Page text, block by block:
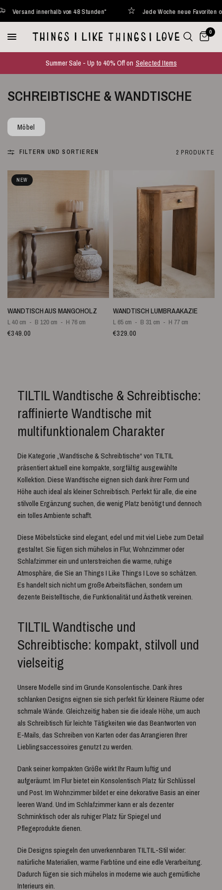
innerhalb von 48 Stunden* Jede Woche neue Favoriten online
0
Summer Sale - Up to 40% Off on Selected Items
SCHREIBTISCHE & WANDTISCHE
Möbel
FILTERN UND SORTIEREN 2 PRODUKTE
NEW
SCHNELLANSICHT
WANDTISCH AUS MANGOHOLZ
L 40 cm B 120 cm H 76 cm
€349.00
SCHNELLANSICHT
WANDTISCH LUMBRA AKAZIE
L 65 cm B 31 cm H 77 cm
€329.00
TILTIL Wandtische & Schreibtische:
raffinierte Wandtische mit
multifunktionalem Charakter
Die Kategorie „Wandtische & Schreibtische“ von TILTIL
präsentiert aktuell eine kompakte, sorgfältig ausgewählte
Kollektion. Diese Wandtische eignen sich dank ihrer Form und
Höhe auch ideal als kleiner Schreibtisch. Perfekt für alle, die eine
stilvolle Ergänzung suchen, die wenig Platz benötigt und dennoch
ein tolles Ambiente schafft.
Diese Möbelstücke sind elegant, edel und mit viel Liebe zum Detail
gestaltet. Sie fügen sich mühelos in Flur, Wohnzimmer oder
Schlafzimmer ein und unterstreichen die warme, ruhige
Atmosphäre, die Sie an Things I Like Things I Love so schätzen.
Es handelt sich nicht um große Arbeitsflächen, sondern um
dezente Beistelltische, die Funktionalität und Ästhetik vereinen.
TILTIL Wandtische und
Schreibtische: kompakt, stilvoll und
vielseitig
Unsere Modelle sind im Grunde Konsolentische. Dank ihres
schlanken Designs eignen sie sich perfekt für kleinere Räume oder
schmale Wände. Gleichzeitig haben sie die ideale Höhe, um auch
als Schreibtisch für leichte Tätigkeiten wie das Beantworten von
E-Mails, das Schreiben von Karten oder das Arrangieren Ihrer
Lieblingsaccessoires genutzt zu werden.
Dank seiner kompakten Größe wirkt Ihr Raum luftig und
aufgeräumt. Im Flur bietet ein Konsolentisch Platz für Schlüssel
und Post. Im Wohnzimmer bildet er eine dekorative Basis an einer
leeren Wand. Und im Schlafzimmer kann er als dezenter
Schminktisch oder als ruhiger Platz für Spiegel und
Pflegeprodukte dienen.
Die Designs spiegeln den unverkennbaren TILTIL-Stil wider:
natürliche Materialien, warme Farbtöne und eine edle Verarbeitung.
Dadurch fügen sie sich mühelos in moderne wie auch gemütliche
Interieurs ein.